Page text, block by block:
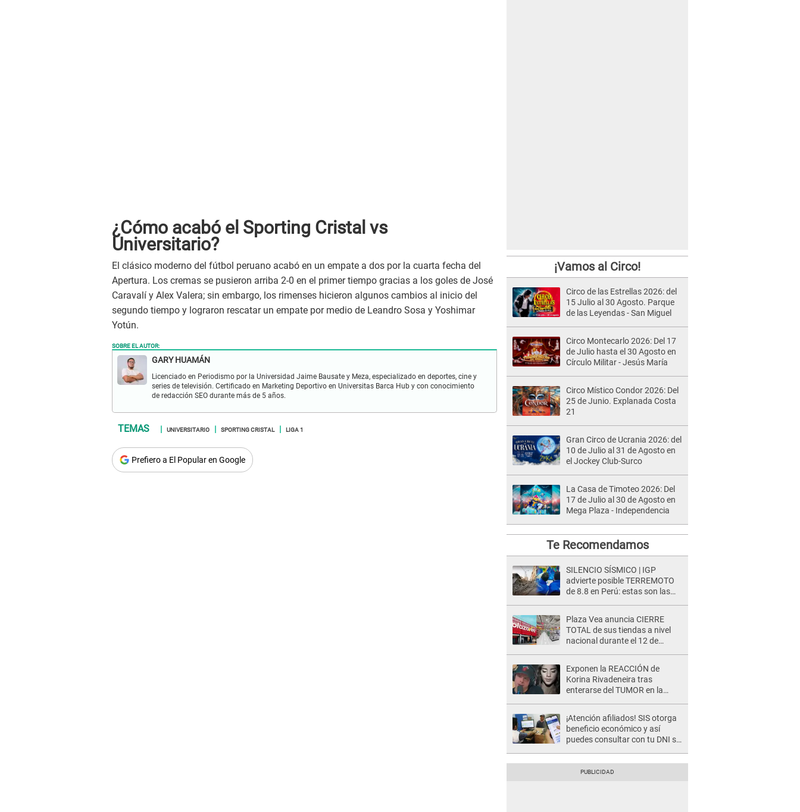
¿Cómo acabó el Sporting Cristal vs
Universitario?
El clásico moderno del fútbol peruano acabó en un empate a dos por la cuarta fecha del
Apertura. Los cremas se pusieron arriba 2-0 en el primer tiempo gracias a los goles de José
Caravalí y Alex Valera; sin embargo, los rimenses hicieron algunos cambios al inicio del
segundo tiempo y lograron rescatar un empate por medio de Leandro Sosa y Yoshimar
Yotún.
SOBRE EL AUTOR:
GARY HUAMÁN
Licenciado en Periodismo por la Universidad Jaime Bausate y Meza, especializado en deportes, cine y
series de televisión. Certificado en Marketing Deportivo en Universitas Barca Hub y con conocimiento
de redacción SEO durante más de 5 años.
UNIVERSITARIO SPORTING CRISTAL LIGA 1
Prefiero a El Popular en Google
¡Vamos al Circo!
Circo de las Estrellas 2026: del
15 Julio al 30 Agosto. Parque
de las Leyendas - San Miguel
Circo Montecarlo 2026: Del 17
de Julio hasta el 30 Agosto en
Círculo Militar - Jesús María
Circo Místico Condor 2026: Del
25 de Junio. Explanada Costa
21
Gran Circo de Ucrania 2026: del
10 de Julio al 31 de Agosto en
el Jockey Club-Surco
La Casa de Timoteo 2026: Del
17 de Julio al 30 de Agosto en
Mega Plaza - Independencia
Te Recomendamos
SILENCIO SÍSMICO | IGP
advierte posible TERREMOTO
de 8.8 en Perú: estas son las
Plaza Vea anuncia CIERRE
TOTAL de sus tiendas a nivel
nacional durante el 12 de
Exponen la REACCIÓN de
Korina Rivadeneira tras
enterarse del TUMOR en la
¡Atención afiliados! SIS otorga
beneficio económico y así
puedes consultar con tu DNI si